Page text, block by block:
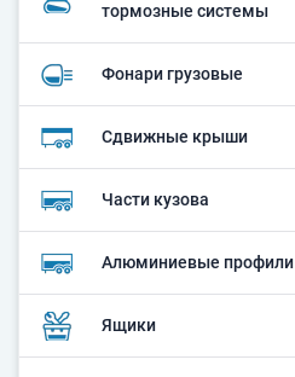
тормозные системы
Фонари грузовые
Сдвижные крыши
Части кузова
Алюминиевые профили
Ящики